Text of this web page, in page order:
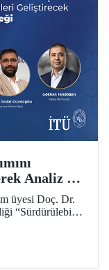
Analiz ve
Projeye
üyesi Doç. Dr.
“Sürdürülebilir
UV Maruziyeti